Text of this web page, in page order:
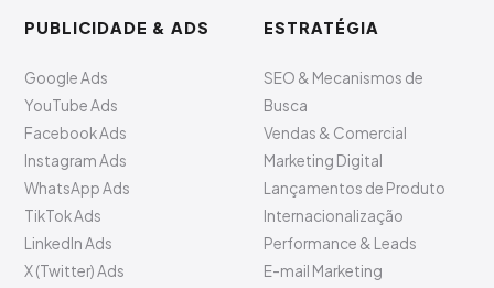
PUBLICIDADE & ADS
Google Ads
YouTube Ads
Facebook Ads
Instagram Ads
WhatsApp Ads
TikTok Ads
LinkedIn Ads
X (Twitter) Ads
ESTRATÉGIA
SEO & Mecanismos de
Busca
Vendas & Comercial
Marketing Digital
Lançamentos de Produto
Internacionalização
Performance & Leads
E-mail Marketing